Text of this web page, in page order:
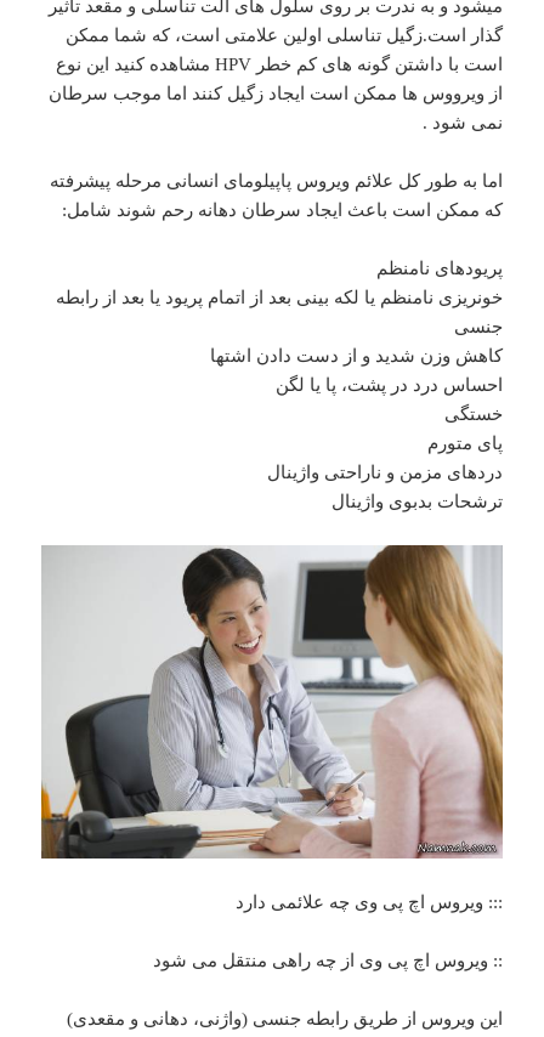
میشود و به ندرت بر روی سلول های آلت تناسلی و مقعد تاثیر
گذار است.زگیل تناسلی اولین علامتی است، که شما ممکن
است با داشتن گونه های کم خطر HPV مشاهده کنید این نوع
از ویرووس ها ممکن است ایجاد زگیل کنند اما موجب سرطان
نمی شود .
اما به طور کل علائم ویروس پاپیلومای انسانی مرحله پیشرفته
که ممکن است باعث ایجاد سرطان دهانه رحم شوند شامل:
پریودهای نامنظم
خونریزی نامنظم یا لکه بینی بعد از اتمام پریود یا بعد از رابطه
جنسی
کاهش وزن شدید و از دست دادن اشتها
احساس درد در پشت، پا یا لگن
خستگی
پای متورم
دردهای مزمن و ناراحتی واژینال
ترشحات بدبوی واژینال
::: ویروس اچ پی وی چه علائمی دارد
:: ویروس اچ پی وی از چه راهی منتقل می شود
این ویروس از طریق رابطه جنسی (واژنی، دهانی و مقعدی)